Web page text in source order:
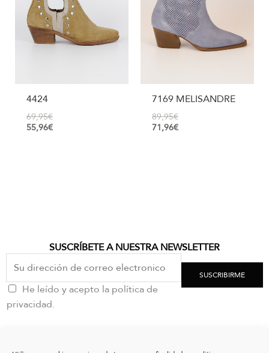
4424
69,95€
55,96€
7169 MELISANDRE
89,95€
71,96€
SUSCRÍBETE A NUESTRA NEWSLETTER
He leído y acepto la política de
privacidad.
SUSCRIBIRME